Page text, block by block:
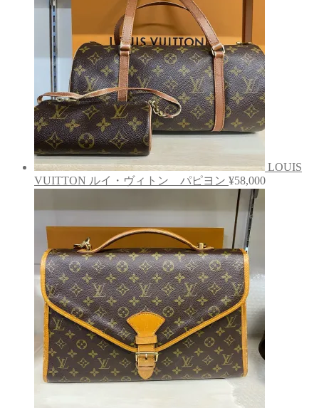
LOUIS
VUITTON ルイ・ヴィトン パピヨン ¥58,000